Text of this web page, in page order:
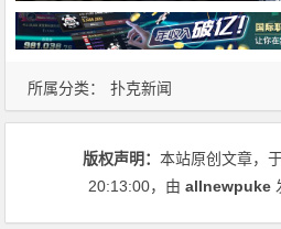
所属分类： 扑克新闻
版权声明：本站原创文章，
20:13:00，由allnewpuke